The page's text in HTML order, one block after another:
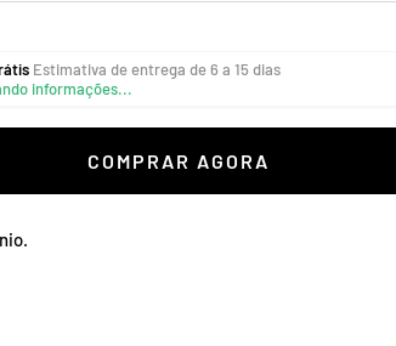
Estimativa de entrega de 6 a 15 dias
informações...
COMPRAR AGORA